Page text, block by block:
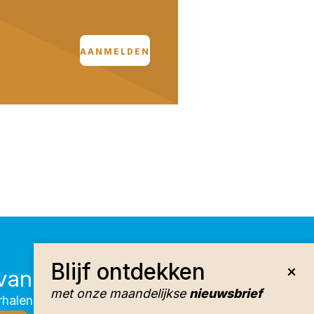
AANMELDEN
onze nieuwsbrief
activiteiten en huuraanbod
Blijf ontdekken
met onze maandelijkse nieuwsbrief